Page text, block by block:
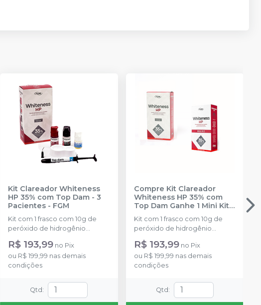
Kit Clareador Whiteness
HP 35% com Top Dam - 3
Pacientes- FGM
Kit com 1 frasco com 10g de
peróxido de hidrogênio
de espessante + 1 frasco com
2g de solução Neutralize
(neutralizante de peróxidos) + 1
preparo do gel e 1 Top Dam
com 2g.
R$ 193,99 no Pix
ou R$ 199,99 nas demais
condições
Qtd :
Compre Kit Clareador
Whiteness HP 35% com
Top Dam Ganhe 1 Mini Kit-
Kit com 1 frasco com 10g de
peróxido de hidrogênio
de espessante + 1 frasco com
2g de solução Neutralize
(neutralizante de peróxidos) + 1
preparo do gel e 1 Top Dam
com 2g. Gratis 1 Mini Kit
R$ 193,99 no Pix
ou R$ 199,99 nas demais
condições
Qtd :